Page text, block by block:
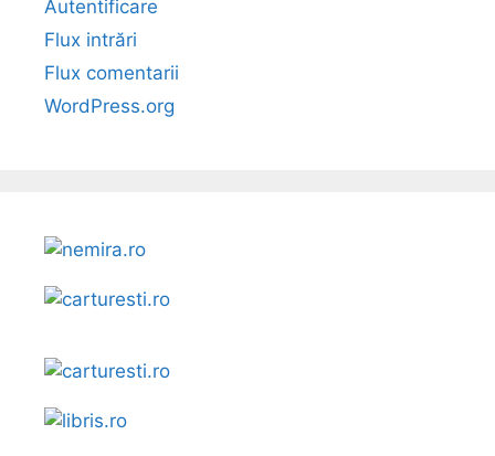
Autentificare
Flux intrări
Flux comentarii
WordPress.org